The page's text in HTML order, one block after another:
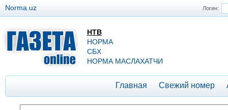
Логин:
Norma.uz
НТВ
НОРМА
СБХ
НОРМА МАСЛАХАТЧИ
Главная Свежий номер